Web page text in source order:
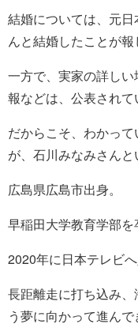
結婚については、元
んと結婚したことが報
一方で、実家の詳し
報などは、公表されて
だからこそ、わかっ
が、石川みなみさんと
広島県広島市出身。
早稲田大学教育学部を
2020年に日本テレビへ
長距離走に打ち込み
う夢に向かって進んで